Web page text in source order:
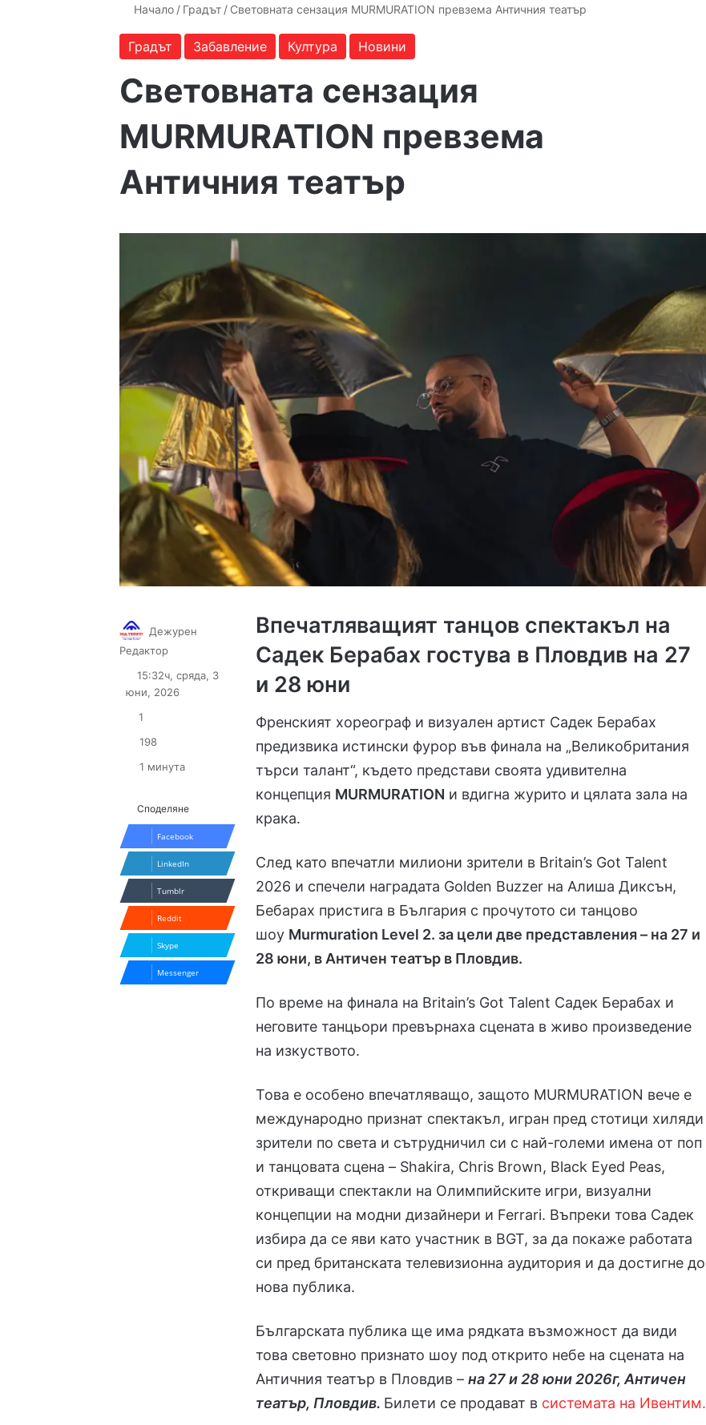
Начало / Градът / Световната сензация MURMURATION превзема Античния театър
Градът Забавление Култура Новини
Световната сензация
MURMURATION превзема
Античния театър
Впечатляващият танцов спектакъл на
Садек Берабах гостува в Пловдив на 27
и 28 юни
Френският хореограф и визуален артист Садек Берабах
предизвика истински фурор във финала на „Великобритания
търси талант“, където представи своята удивителна
концепция MURMURATION и вдигна журито и цялата зала на
крака.
След като впечатли милиони зрители в Britain’s Got Talent
2026 и спечели наградата Golden Buzzer на Алиша Диксън,
Бебарах пристига в България с прочутото си танцово
шоу Murmuration Level 2. за цели две представления – на 27 и
28 юни, в Античен театър в Пловдив.
По време на финала на Britain’s Got Talent Садек Берабах и
неговите танцьори превърнаха сцената в живо произведение
на изкуството.
Това е особено впечатляващо, защото MURMURATION вече е
международно признат спектакъл, игран пред стотици хиляди
зрители по света и сътрудничил си с най-големи имена от поп
и танцовата сцена – Shakira, Chris Brown, Black Eyed Peas,
откриващи спектакли на Олимпийските игри, визуални
концепции на модни дизайнери и Ferrari. Въпреки това Садек
избира да се яви като участник в BGT, за да покаже работата
си пред британската телевизионна аудитория и да достигне до
нова публика.
Българската публика ще има рядката възможност да види
това световно признато шоу под открито небе на сцената на
Античния театър в Пловдив –на 27 и 28 юни 2026г, Античен
театър, Пловдив. Билети се продават в системата на Ивентим.
Дежурен
Редактор
X email
15:32ч, сряда, 3
юни, 2026
1
198
1 минута
Споделяне
Facebook
LinkedIn
Tumblr
Reddit
Skype
Messenger